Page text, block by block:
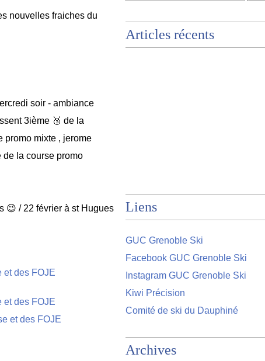
nouvelles fraiches du
soir - ambiance
3ième 🥉 de la
promo mixte , jerome
de la course promo
😉 / 22 février à st Hugues
Articles récents
Liens
GUC Grenoble Ski
Facebook GUC Grenoble Ski
Instagram GUC Grenoble Ski
Kiwi Précision
Comité de ski du Dauphiné
Archives